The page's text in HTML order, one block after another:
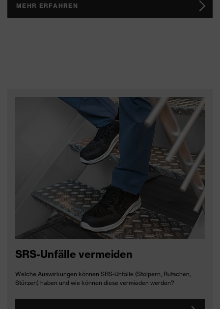
MEHR ERFAHREN
SRS-Unfälle vermeiden
Welche Auswirkungen können SRS-Unfälle (Stolpern, Rutschen,
Stürzen) haben und wie können diese vermieden werden?